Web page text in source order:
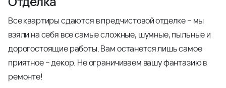
Все квартиры сдаются в предчистовой отделке – мы
взяли на себя все самые сложные, шумные, пыльные и
дорогостоящие работы. Вам останется лишь самое
приятное – декор. Не ограничиваем вашу фантазию в
ремонте!